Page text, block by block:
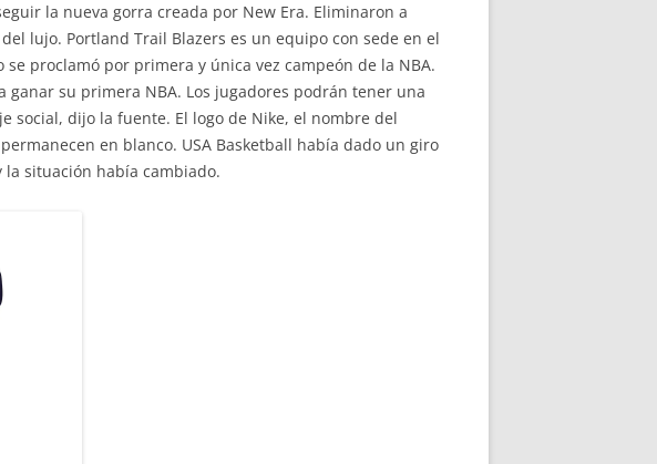
la nueva gorra creada por New Era. Eliminaron a
lujo. Portland Trail Blazers es un equipo con sede en el
proclamó por primera y única vez campeón de la NBA.
su primera NBA. Los jugadores podrán tener una
social, dijo la fuente. El logo de Nike, el nombre del
en blanco. USA Basketball había dado un giro
la situación había cambiado.